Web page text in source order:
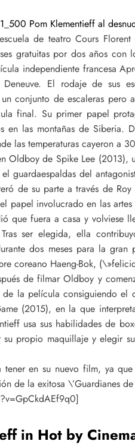
de teatro Cours
gratuitas por dos años con
independiente francesa
El rodaje de sus
conjunto de escaleras pero
final. Su primer papel
en las montañas de Siberia.
las temperaturas cayeron a
Oldboy de Spike Lee
guardaespaldas del
de su parte a través de
papel involucrado en las
que fuera a casa y volviese
ser elegida, ella
dos meses para la
coreano Haeng-Bok,
de filmar Oldboy y
de la película consiguiendo
(2015), en la que
usa sus habilidades de
su propio maquillaje y elegir
en su nuevo film, ya
de la exitosa \’Guardianes
in Hot by